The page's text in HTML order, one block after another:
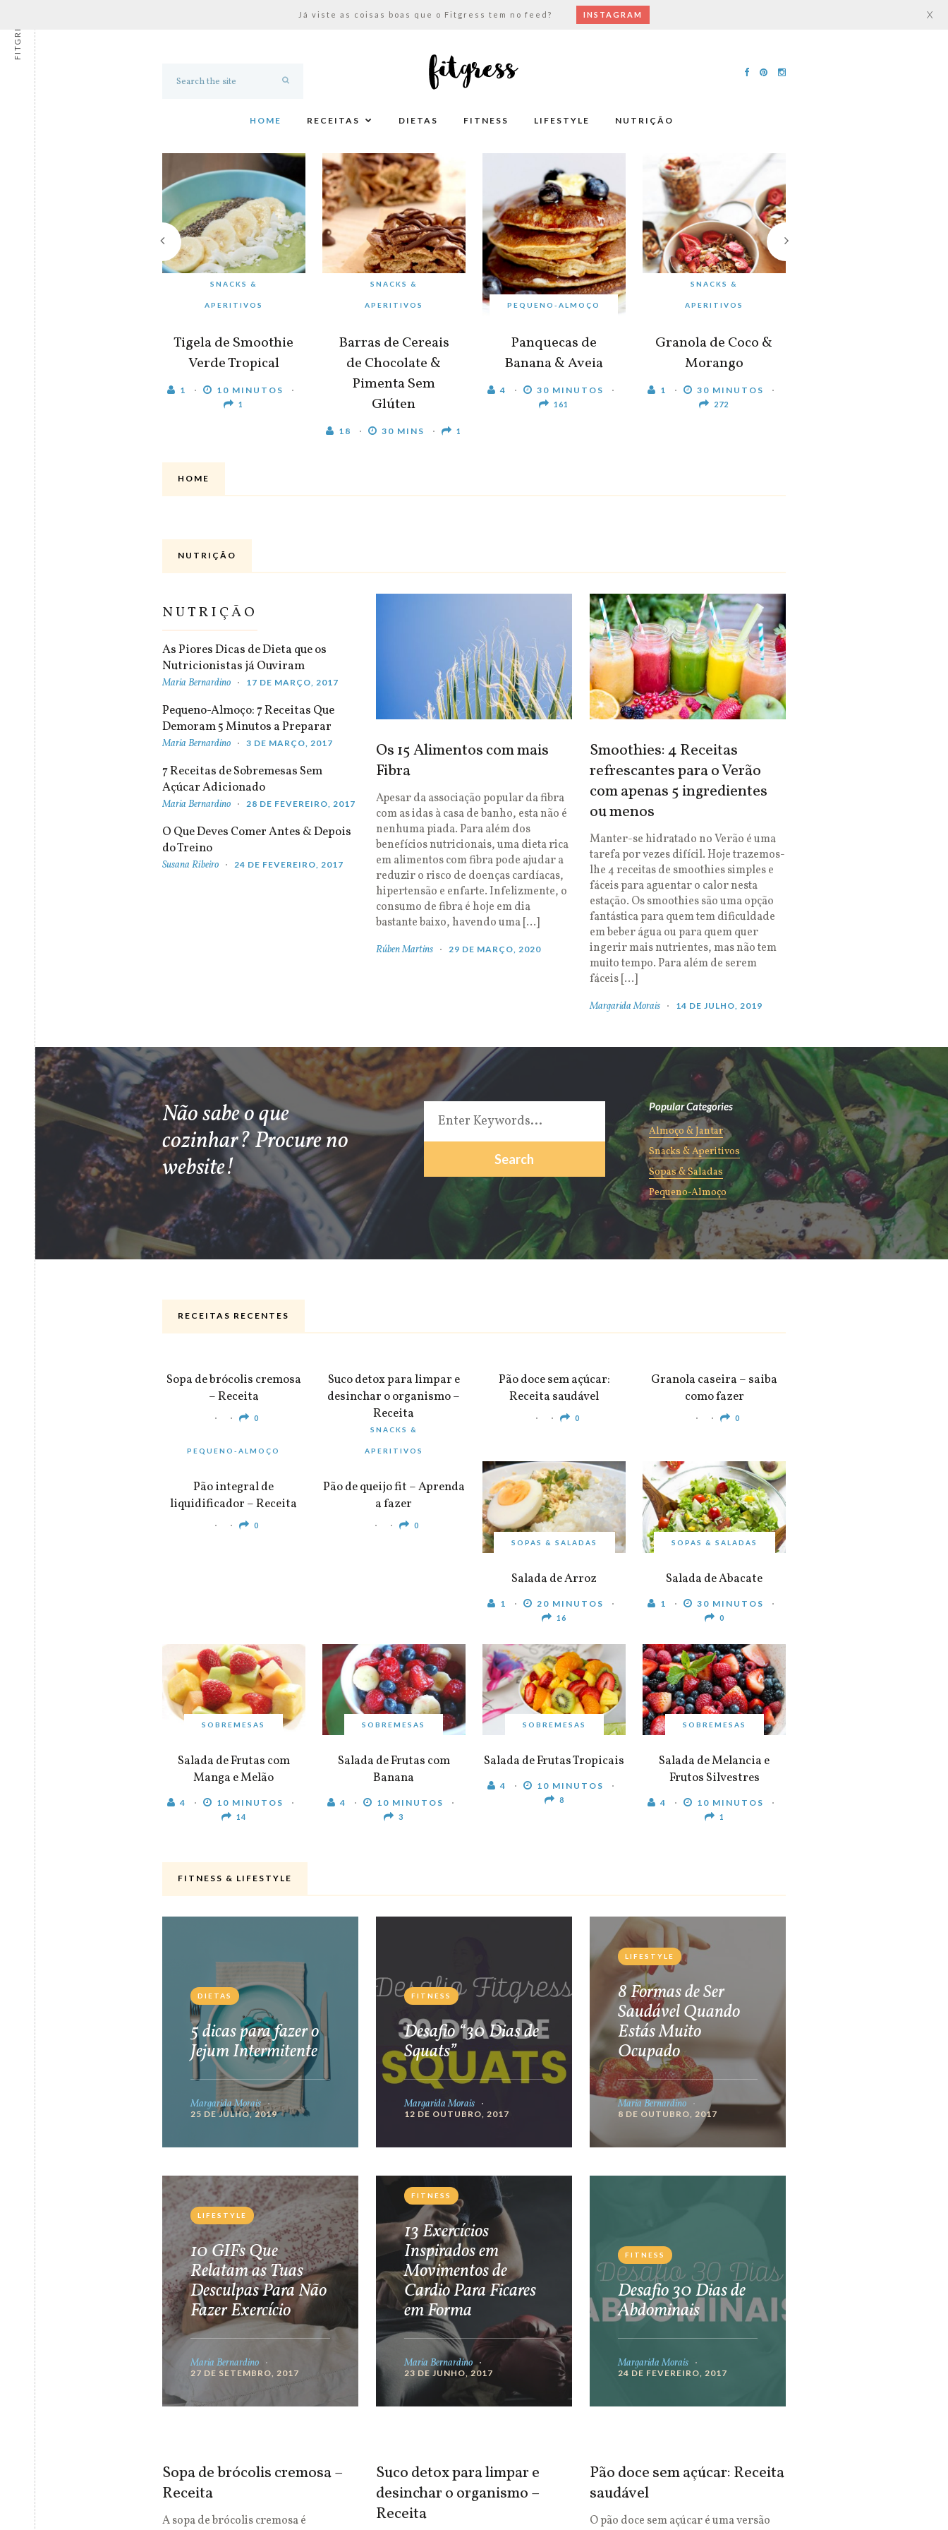
HOME RECEITAS DIETAS FITNESS LIFESTYLE NUTRIÇÃO
SNACKS &
APERITIVOS
Tigela de Smoothie
Verde Tropical
1 10 MINUTOS
1
SNACKS &
APERITIVOS
Barras de Cereais
de Chocolate &
Pimenta Sem
Glúten
18 30 MINS 1
PEQUENO-ALMOÇO
Panquecas de
Banana & Aveia
4 30 MINUTOS
161
SNACKS &
APERITIVOS
Granola de Coco &
Morango
1 30 MINUTOS
272
HOME
NUTRIÇÃO
NUTRIÇÃO
As Piores Dicas de Dieta que os
Nutricionistas já Ouviram
Maria Bernardino 17 DE MARÇO, 2017
Pequeno-Almoço: 7 Receitas Que
Demoram 5 Minutos a Preparar
Maria Bernardino 3 DE MARÇO, 2017
7 Receitas de Sobremesas Sem
Açúcar Adicionado
Maria Bernardino 28 DE FEVEREIRO, 2017
O Que Deves Comer Antes & Depois
do Treino
Susana Ribeiro 24 DE FEVEREIRO, 2017
Os 15 Alimentos com mais
Fibra
Apesar da associação popular da fibra
com as idas à casa de banho, esta não é
nenhuma piada. Para além dos
benefícios nutricionais, uma dieta rica
em alimentos com fibra pode ajudar a
reduzir o risco de doenças cardíacas,
hipertensão e enfarte. Infelizmente, o
consumo de fibra é hoje em dia
bastante baixo, havendo uma […]
Rúben Martins 29 DE MARÇO, 2020
Smoothies: 4 Receitas
refrescantes para o Verão
com apenas 5 ingredientes
ou menos
Manter-se hidratado no Verão é uma
tarefa por vezes difícil. Hoje trazemos-
lhe 4 receitas de smoothies simples e
fáceis para aguentar o calor nesta
estação. Os smoothies são uma opção
fantástica para quem tem dificuldade
em beber água ou para quem quer
ingerir mais nutrientes, mas não tem
muito tempo. Para além de serem
fáceis […]
Margarida Morais 14 DE JULHO, 2019
Não sabe o que
cozinhar? Procure no
website!
Popular Categories
Almoço & Jantar
Snacks & Aperitivos
Sopas & Saladas
Pequeno-Almoço
RECEITAS RECENTES
Sopa de brócolis cremosa
– Receita
0
Suco detox para limpar e
desinchar o organismo –
Receita
0
Pão doce sem açúcar:
Receita saudável
0
Granola caseira – saiba
como fazer
0
PEQUENO-ALMOÇO
Pão integral de
liquidificador – Receita
0
SNACKS &
APERITIVOS
Pão de queijo fit – Aprenda
a fazer
0
SOPAS & SALADAS
Salada de Arroz
1 20 MINUTOS
16
SOPAS & SALADAS
Salada de Abacate
1 30 MINUTOS
0
SOBREMESAS
Salada de Frutas com
Manga e Melão
4 10 MINUTOS
14
SOBREMESAS
Salada de Frutas com
Banana
4 10 MINUTOS
3
SOBREMESAS
Salada de Frutas Tropicais
4 10 MINUTOS
8
SOBREMESAS
Salada de Melancia e
Frutos Silvestres
4 10 MINUTOS
1
FITNESS & LIFESTYLE
DIETAS
5 dicas para fazer o
Jejum Intermitente
Margarida Morais
25 DE JULHO, 2019
FITNESS
Desafio “30 Dias de
Squats”
Margarida Morais
12 DE OUTUBRO, 2017
LIFESTYLE
8 Formas de Ser
Saudável Quando
Estás Muito
Ocupado
Maria Bernardino
8 DE OUTUBRO, 2017
LIFESTYLE
10 GIFs Que
Relatam as Tuas
Desculpas Para Não
Fazer Exercício
Maria Bernardino
27 DE SETEMBRO, 2017
FITNESS
13 Exercícios
Inspirados em
Movimentos de
Cardio Para Ficares
em Forma
Maria Bernardino
23 DE JUNHO, 2017
FITNESS
Desafio 30 Dias de
Abdominais
Margarida Morais
24 DE FEVEREIRO, 2017
Sopa de brócolis cremosa –
Receita
A sopa de brócolis cremosa é
Suco detox para limpar e
desinchar o organismo –
Receita
Pão doce sem açúcar: Receita
saudável
O pão doce sem açúcar é uma versão
FITGRESS Já viste as coisas boas que o Fitgress tem no feed? INSTAGRAM X